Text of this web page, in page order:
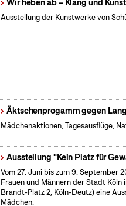
Wir heben ab – Klang und
Ausstellung der Kunstwerke von
Äktschenprogamm gegen
Mädchenaktionen, Tagesausflüge,
Ausstellung "Kein Platz für
Vom 27. Juni bis zum 9. September
Frauen und Männern der Stadt
Brandt-Platz 2, Köln-Deutz) eine
Mädchen.